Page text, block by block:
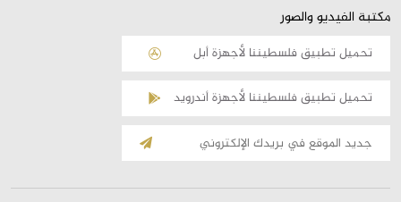
مكتبة الفيديو والصور
تحميل تطبيق فلسطيننا لأجهزة أبل
تحميل تطبيق فلسطيننا لأجهزة أندرويد